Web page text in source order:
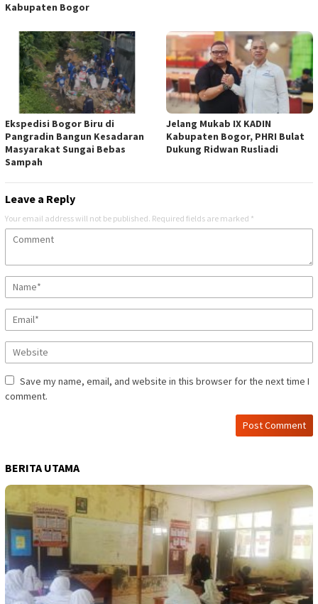
Kabupaten Bogor
Ekspedisi Bogor Biru di
Pangradin Bangun Kesadaran
Masyarakat Sungai Bebas
Sampah
Jelang Mukab IX KADIN
Kabupaten Bogor, PHRI Bulat
Dukung Ridwan Rusliadi
Leave a Reply
Your email address will not be published. Required fields are marked *
Save my name, email, and website in this browser for the next time I
comment.
BERITA UTAMA